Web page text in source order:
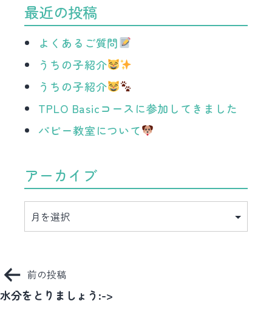
最近の投稿
よくあるご質問
うちの子紹介
うちの子紹介
TPLO Basicコースに参加してきました
パピー教室について
アーカイブ
イ
投
稿
前の投稿
水分をとりましょう:->